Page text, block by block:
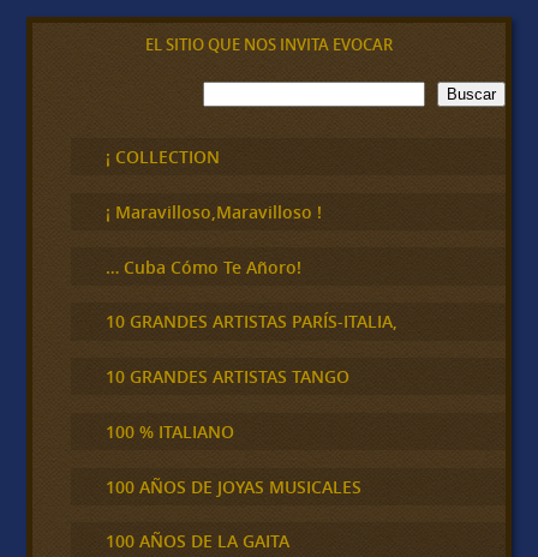
EL SITIO QUE NOS INVITA EVOCAR
B
u
c
a
Buscar
¡ COLLECTION
¡ Maravilloso,Maravilloso !
… Cuba Cómo Te Añoro!
10 GRANDES ARTISTAS PARÍS-ITALIA,
10 GRANDES ARTISTAS TANGO
100 % ITALIANO
100 AÑOS DE JOYAS MUSICALES
100 AÑOS DE LA GAITA